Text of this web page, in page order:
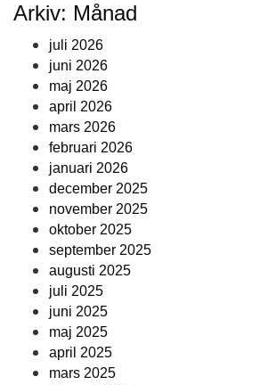
Arkiv: Månad
juli 2026
juni 2026
maj 2026
april 2026
mars 2026
februari 2026
januari 2026
december 2025
november 2025
oktober 2025
september 2025
augusti 2025
juli 2025
juni 2025
maj 2025
april 2025
mars 2025